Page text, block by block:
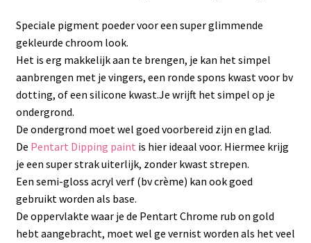
Speciale pigment poeder voor een super glimmende
gekleurde chroom look.
Het is erg makkelijk aan te brengen, je kan het simpel
aanbrengen met je vingers, een ronde spons kwast voor bv
dotting, of een silicone kwast.Je wrijft het simpel op je
ondergrond.
De ondergrond moet wel goed voorbereid zijn en glad.
De Pentart Dipping paint is hier ideaal voor. Hiermee krijg
je een super strak uiterlijk, zonder kwast strepen.
Een semi-gloss acryl verf (bv crème) kan ook goed
gebruikt worden als base.
De oppervlakte waar je de Pentart Chrome rub on gold
hebt aangebracht, moet wel ge vernist worden als het veel